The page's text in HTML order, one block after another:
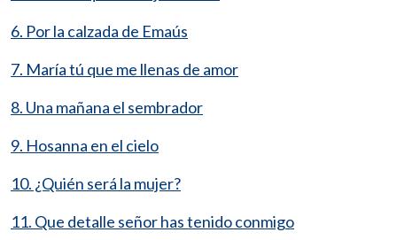
6. Por la calzada de Emaús
7. María tú que me llenas de amor
8. Una mañana el sembrador
9. Hosanna en el cielo
10. ¿Quién será la mujer?
11. Que detalle señor has tenido conmigo